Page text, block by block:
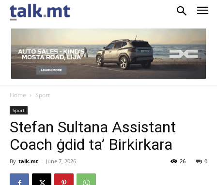
Home Sport
Sport
Stefan Sultana Assistant
Coach ġdid ta’ Birkirkara
By talk.mt - June 7, 2026 0
26